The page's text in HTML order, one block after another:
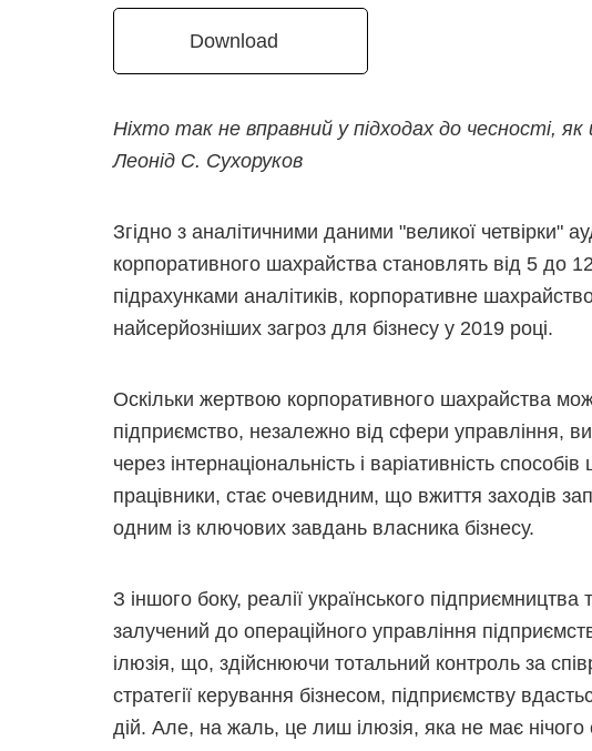
Download
Ніхто так не вправний у підходах до чесності, як
Леонід С. Сухоруков
Згідно з аналітичними даними "великої четвірки"
корпоративного шахрайства становлять від 5 до
підрахунками аналітиків, корпоративне
найсерйозніших загроз для бізнесу у 2019 році.
Оскільки жертвою корпоративного шахрайства
підприємство, незалежно від сфери управління,
через інтернаціональність і варіативність
працівники, стає очевидним, що вжиття заходів
одним із ключових завдань власника бізнесу.
З іншого боку, реалії українського
залучений до операційного управління
ілюзія, що, здійснюючи тотальний контроль за
стратегії керування бізнесом, підприємству
дій. Але, на жаль, це лиш ілюзія, яка не має нічого